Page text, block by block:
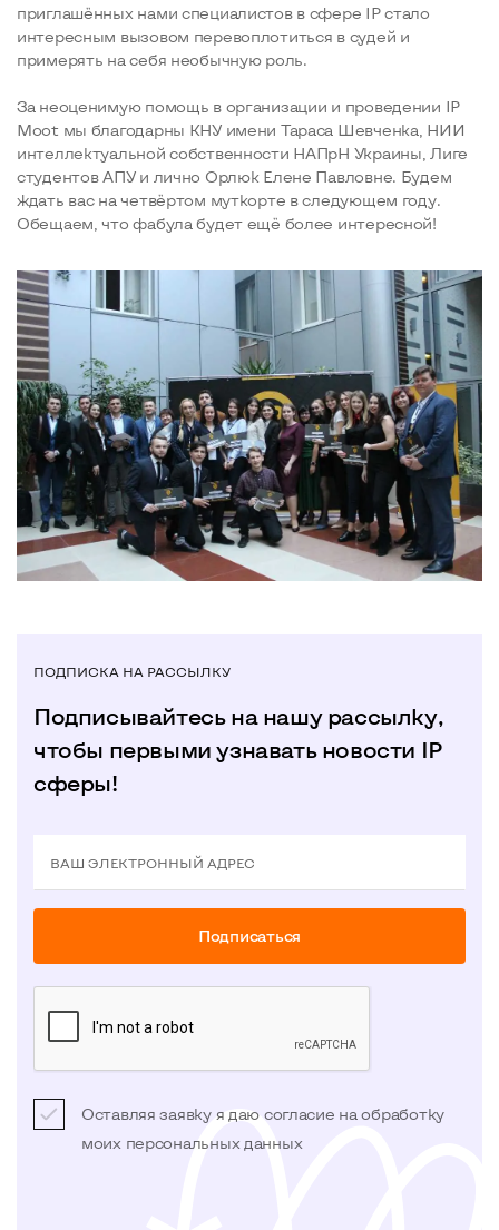
приглашённых нами специалистов в сфере IP стало
интересным вызовом перевоплотиться в судей и
примерять на себя необычную роль.
За неоценимую помощь в организации и проведении IP
Moot мы благодарны КНУ имени Тараса Шевченка, НИИ
интеллектуальной собственности НАПрН Украины, Лиге
студентов АПУ и лично Орлюк Елене Павловне. Будем
ждать вас на четвёртом муткорте в следующем году.
Обещаем, что фабула будет ещё более интересной!
ПОДПИСКА НА РАССЫЛКУ
Подписывайтесь на нашу рассылку,
чтобы первыми узнавать новости IP
сферы!
ВАШ ЭЛЕКТРОННЫЙ АДРЕС
Подписаться
Оставляя заявку я даю согласие на обработку
моих персональных данных